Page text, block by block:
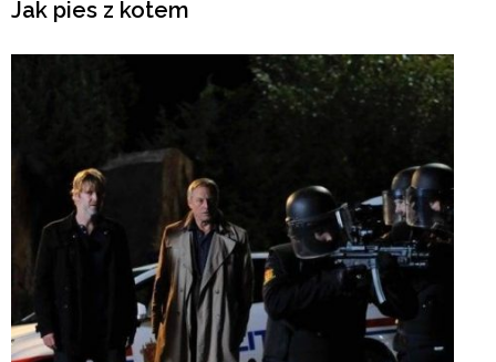
Jak pies z kotem